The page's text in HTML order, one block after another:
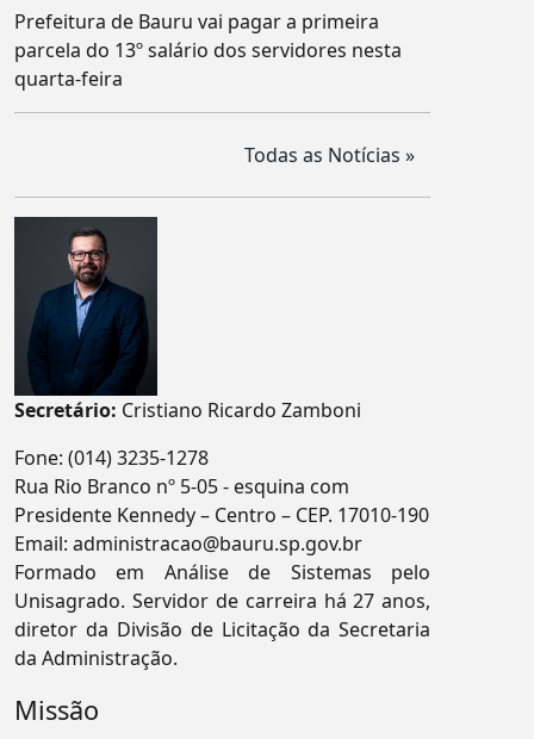
Prefeitura de Bauru vai pagar a primeira
parcela do 13º salário dos servidores nesta
quarta-feira
Todas as Notícias »
Secretário: Cristiano Ricardo Zamboni
Fone: (014) 3235-1278
Rua Rio Branco nº 5-05 - esquina com
Presidente Kennedy – Centro – CEP. 17010-190
Email: administracao@bauru.sp.gov.br
Formado em Análise de Sistemas pelo
Unisagrado. Servidor de carreira há 27 anos,
diretor da Divisão de Licitação da Secretaria
da Administração.
Missão